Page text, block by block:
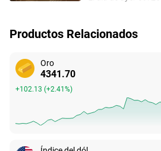
Productos Relacionados
Oro
4341.70
+102.13 (+2.41%)